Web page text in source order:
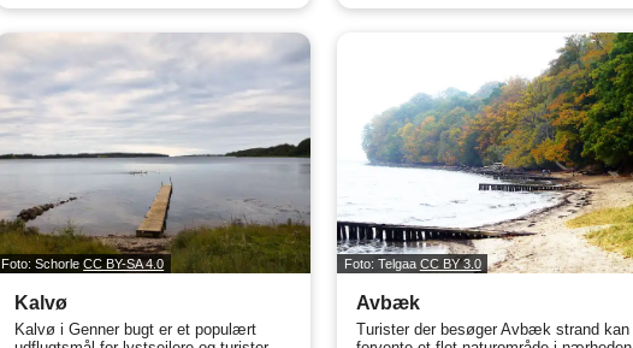
Foto: SchorleCC BY-SA 4.0
Kalvø
Kalvø i Genner bugt er et populært
Foto: Telgaa CC BY 3.0
Avbæk
Turister der besøger Avbæk strand kan